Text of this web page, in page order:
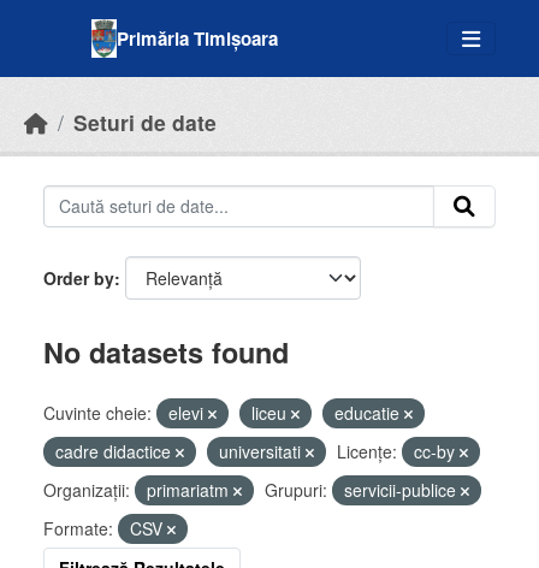
Primăria Timișoara
Seturi de date
Order by
No datasets found
Cuvinte cheie: elevi liceu
educatie
cadre didactice
universitati Licenţe:
cc-by
Organizații:
primariatm Grupuri:
servicii-publice
Formate:
CSV